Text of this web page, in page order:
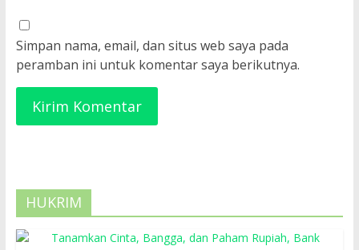
Simpan nama, email, dan situs web saya pada
peramban ini untuk komentar saya berikutnya.
HUKRIM